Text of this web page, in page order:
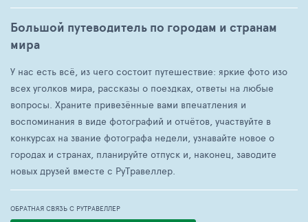
Большой путеводитель по городам и странам
мира
У нас есть всё, из чего состоит путешествие: яркие фото изо
всех уголков мира, рассказы о поездках, ответы на любые
вопросы. Храните привезённые вами впечатления и
воспоминания в виде фотографий и отчётов, участвуйте в
конкурсах на звание фотографа недели, узнавайте новое о
городах и странах, планируйте отпуск и, наконец, заводите
новых друзей вместе с РуТравеллер.
ОБРАТНАЯ СВЯЗЬ С РУТРАВЕЛЛЕР